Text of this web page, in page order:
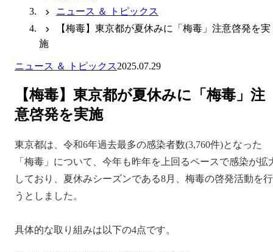
ニュース ＆ トピックス
【梅毒】東京都が夏休みに「梅毒」注意啓発を実
施
ニュース ＆ トピックス2025.07.29
【梅毒】東京都が夏休みに「梅毒」注
意啓発を実施
東京都は、令和6年過去最多の感染者数(3,760件)となった
「梅毒」について、今年も昨年を上回るペースで感染が拡
しており、夏休みシーズンである8月、梅毒の啓発活動を行
うとしました。
具体的な取り組みは以下の4点です。